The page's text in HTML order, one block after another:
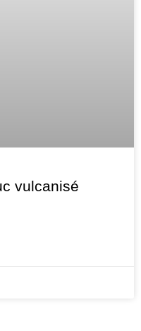
vulcanisé